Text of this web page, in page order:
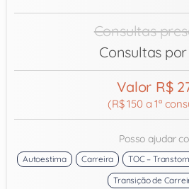
Consultas
Consultas
Valor R$
(R$ 150 a 1ª
Posso ajudar
Autoestima Carreira TOC –
Transição de